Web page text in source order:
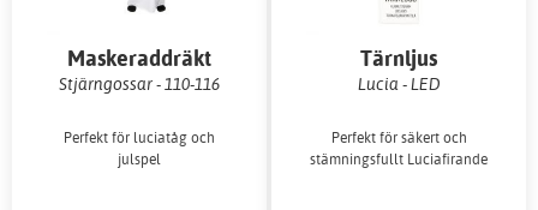
Maskeraddräkt
Stjärngossar - 110-116
Perfekt för luciatåg och
julspel
Tärnljus
Lucia - LED
Perfekt för säkert och
stämningsfullt Luciafirande